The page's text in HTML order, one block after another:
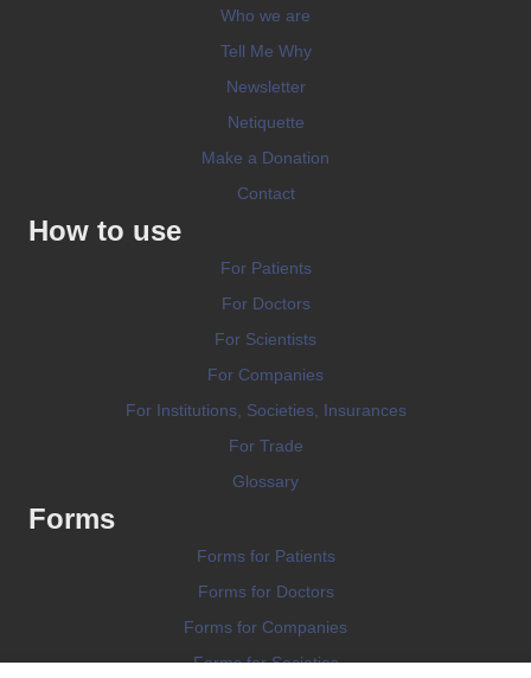
Who we are
Tell Me Why
Newsletter
Netiquette
Make a Donation
Contact
How to use
For Patients
For Doctors
For Scientists
For Companies
For Institutions, Societies, Insurances
For Trade
Glossary
Forms
Forms for Patients
Forms for Doctors
Forms for Companies
Forms for Societies